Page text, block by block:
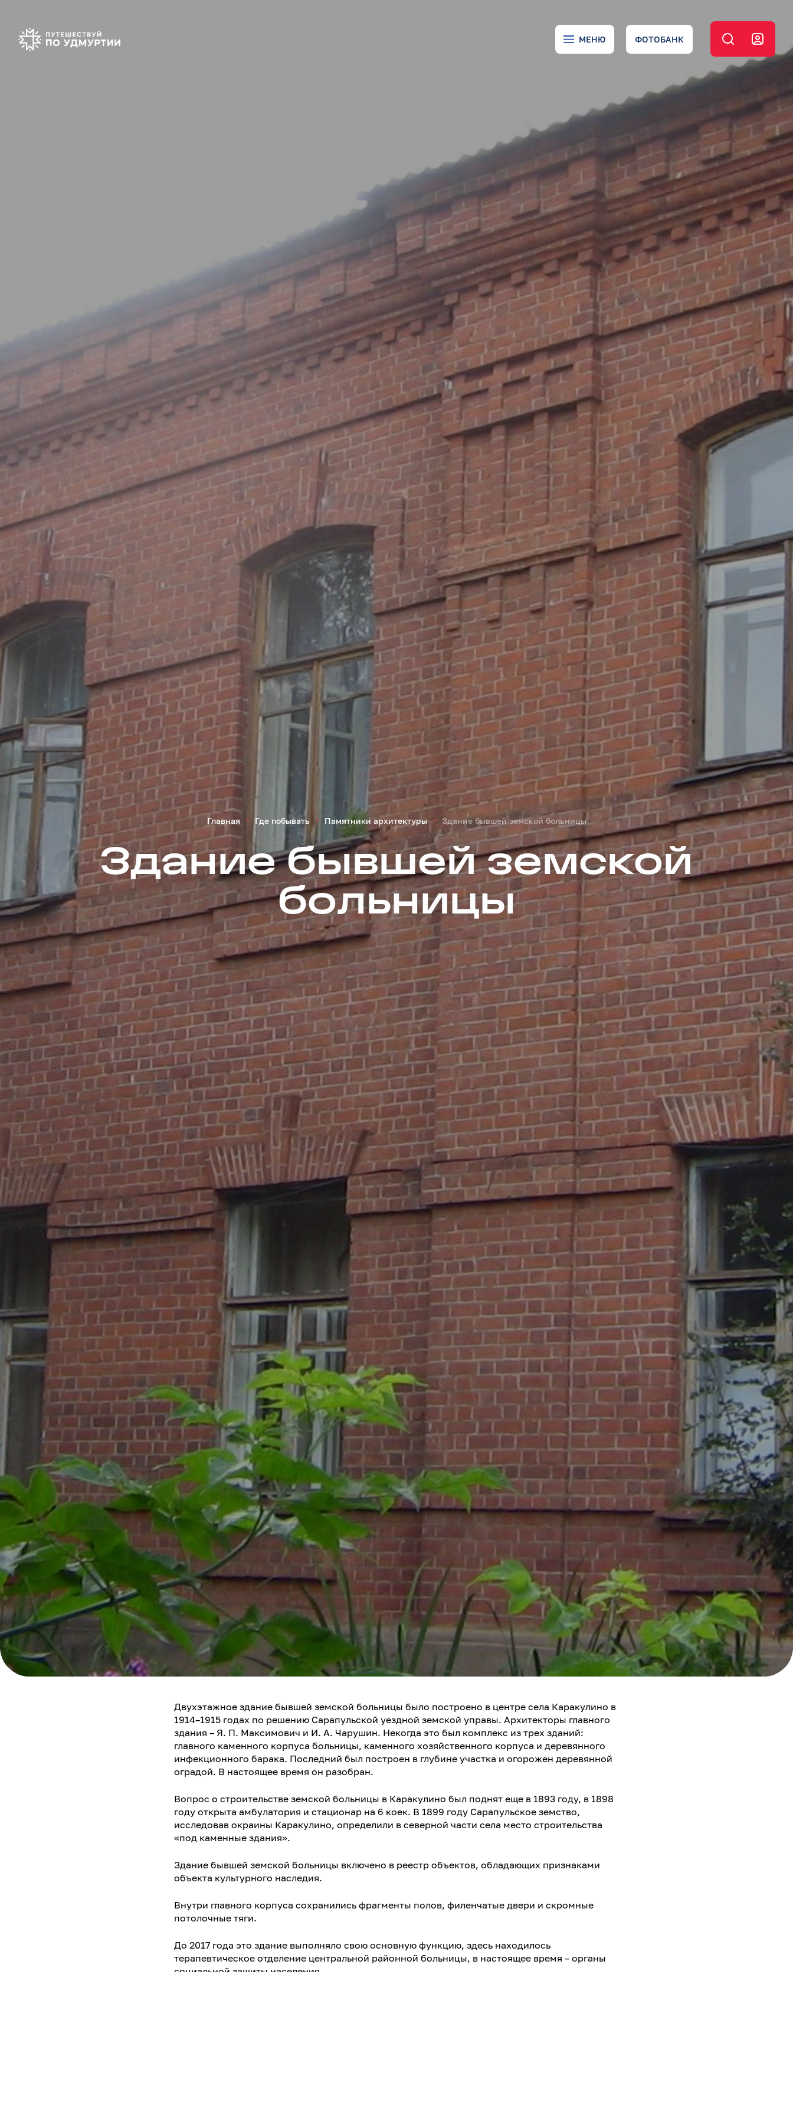
МЕНЮ ФОТОБАНК
Главная Где побывать Памятники архитектуры Здание бывшей земской больницы
Здание бывшей земской
больницы
Двухэтажное здание бывшей земской больницы было построено в центре села Каракулино в
1914–1915 годах по решению Сарапульской уездной земской управы. Архитекторы главного
здания – Я. П. Максимович и И. А. Чарушин. Некогда это был комплекс из трех зданий:
главного каменного корпуса больницы, каменного хозяйственного корпуса и деревянного
инфекционного барака. Последний был построен в глубине участка и огорожен деревянной
оградой. В настоящее время он разобран.
Вопрос о строительстве земской больницы в Каракулино был поднят еще в 1893 году, в 1898
году открыта амбулатория и стационар на 6 коек. В 1899 году Сарапульское земство,
исследовав окраины Каракулино, определили в северной части села место строительства
«под каменные здания».
Здание бывшей земской больницы включено в реестр объектов, обладающих признаками
объекта культурного наследия.
Внутри главного корпуса сохранились фрагменты полов, филенчатые двери и скромные
потолочные тяги.
До 2017 года это здание выполняло свою основную функцию, здесь находилось
терапевтическое отделение центральной районной больницы, в настоящее время – органы
социальной защиты населения.